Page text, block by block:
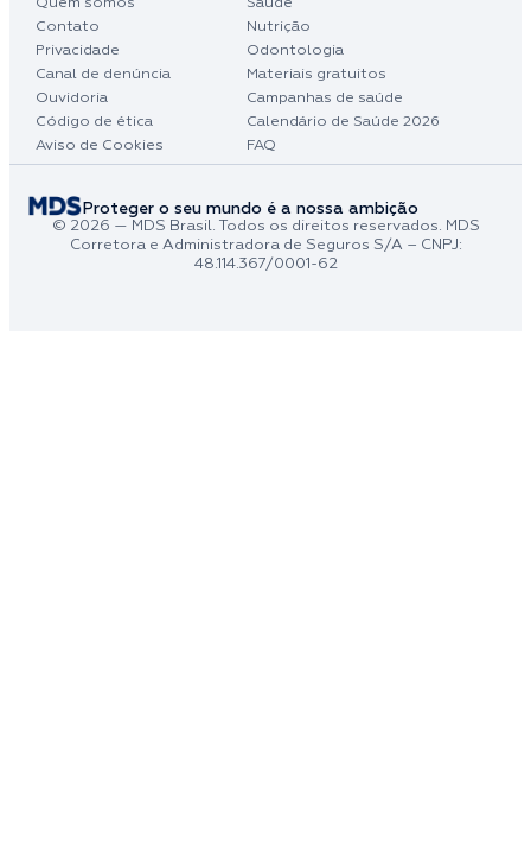
Contato
Privacidade
Canal de denúncia
Ouvidoria
Código de ética
Aviso de Cookies
Nutrição
Odontologia
Materiais gratuitos
Campanhas de saúde
Calendário de Saúde 2026
FAQ
Proteger o seu mundo é a nossa ambição
© 2026 — MDS Brasil. Todos os direitos reservados. MDS
Corretora e Administradora de Seguros S/A – CNPJ:
48.114.367/0001-62